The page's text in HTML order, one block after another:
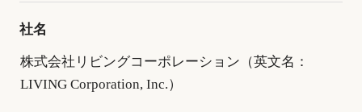
社名
株式会社リビングコーポレーション（英文名：
LIVING Corporation, Inc.）